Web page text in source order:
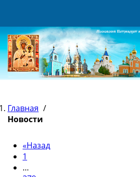
Главная /
Новости
«Назад
1
…